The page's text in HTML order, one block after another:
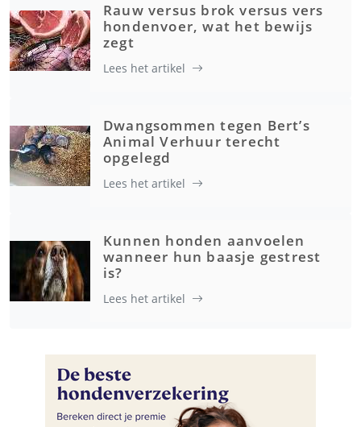
Rauw versus brok versus vers
hondenvoer, wat het bewijs
zegt
Lees het artikel
Dwangsommen tegen Bert’s
Animal Verhuur terecht
opgelegd
Lees het artikel
Kunnen honden aanvoelen
wanneer hun baasje gestrest
is?
Lees het artikel